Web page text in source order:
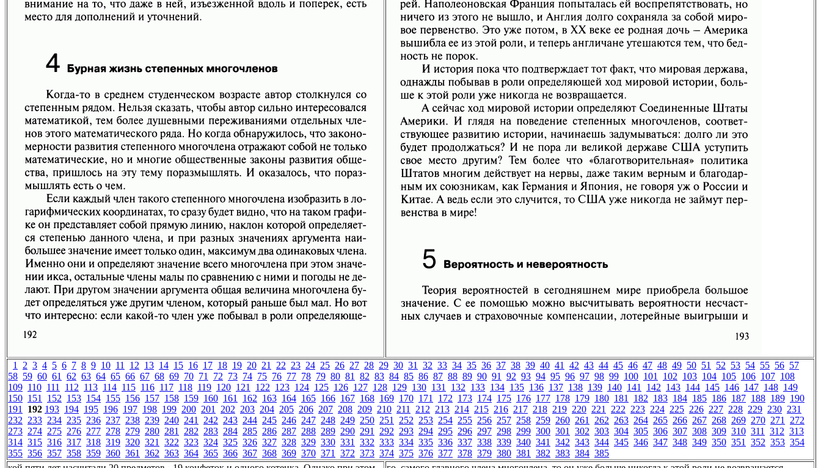
1 2 3 4 5 6 7 8 9 10 11 12 13 14 15 16 17 18 19 20 21 22 23 24 25 26 27 28 29 30 31 32 33 34 35 36 37 38 39 40 41 42 43 44 45 46 47 48 49 50 51 52 53 54 55 56 57
58 59 60 61 62 63 64 65 66 67 68 69 70 71 72 73 74 75 76 77 78 79 80 81 82 83 84 85 86 87 88 89 90 91 92 93 94 95 96 97 98 99 100 101 102 103 104 105 106 107 108
109 110 111 112 113 114 115 116 117 118 119 120 121 122 123 124 125 126 127 128 129 130 131 132 133 134 135 136 137 138 139 140 141 142 143 144 145 146 147 148 149
150 151 152 153 154 155 156 157 158 159 160 161 162 163 164 165 166 167 168 169 170 171 172 173 174 175 176 177 178 179 180 181 182 183 184 185 186 187 188 189 190
191 192 193 194 195 196 197 198 199 200 201 202 203 204 205 206 207 208 209 210 211 212 213 214 215 216 217 218 219 220 221 222 223 224 225 226 227 228 229 230 231
232 233 234 235 236 237 238 239 240 241 242 243 244 245 246 247 248 249 250 251 252 253 254 255 256 257 258 259 260 261 262 263 264 265 266 267 268 269 270 271 272
273 274 275 276 277 278 279 280 281 282 283 284 285 286 287 288 289 290 291 292 293 294 295 296 297 298 299 300 301 302 303 304 305 306 307 308 309 310 311 312 313
314 315 316 317 318 319 320 321 322 323 324 325 326 327 328 329 330 331 332 333 334 335 336 337 338 339 340 341 342 343 344 345 346 347 348 349 350 351 352 353 354
355 356 357 358 359 360 361 362 363 364 365 366 367 368 369 370 371 372 373 374 375 376 377 378 379 380 381 382 383 384 385